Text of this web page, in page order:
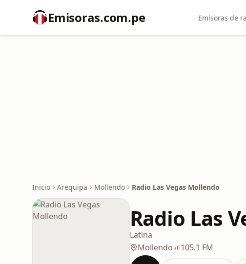
Emisoras.com.pe Emisoras de
Inicio Arequipa Mollendo Radio Las Vegas Mollendo
Radio Las
Latina
Mollendo
105.1 FM